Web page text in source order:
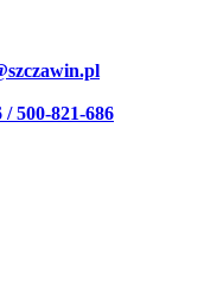
/ 500-821-686